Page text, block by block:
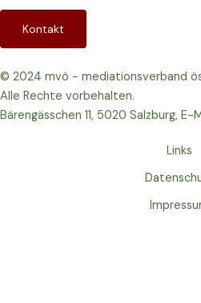
Kontakt
© 2024 mvö - mediationsverband
Alle Rechte vorbehalten.
Bärengässchen 11, 5020 Salzburg, E-
Links